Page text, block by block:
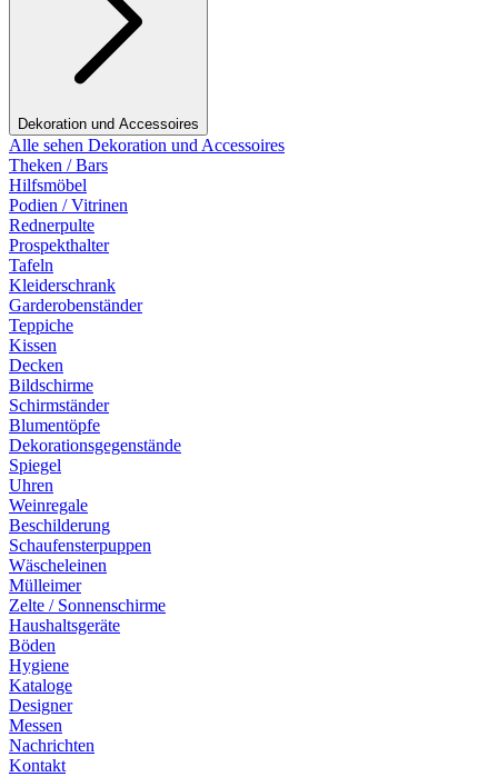
Dekoration und Accessoires
Alle sehen Dekoration und Accessoires
Theken / Bars
Hilfsmöbel
Podien / Vitrinen
Rednerpulte
Prospekthalter
Tafeln
Kleiderschrank
Garderobenständer
Teppiche
Kissen
Decken
Bildschirme
Schirmständer
Blumentöpfe
Dekorationsgegenstände
Spiegel
Uhren
Weinregale
Beschilderung
Schaufensterpuppen
Wäscheleinen
Mülleimer
Zelte / Sonnenschirme
Haushaltsgeräte
Böden
Hygiene
Kataloge
Designer
Messen
Nachrichten
Kontakt